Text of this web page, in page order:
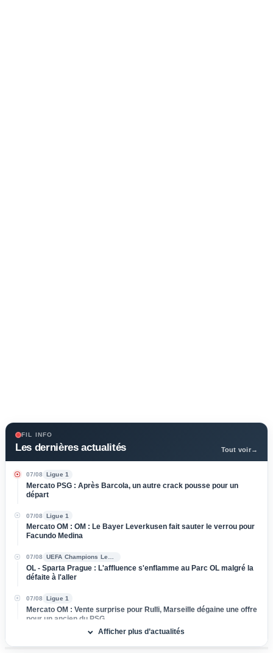
FIL INFO
Les dernières actualités Tout voir→
07/08 Ligue 1
Mercato PSG : Après Barcola, un autre crack pousse pour un
départ
07/08 Ligue 1
Mercato OM : OM : Le Bayer Leverkusen fait sauter le verrou pour
Facundo Medina
07/08 UEFA Champions League
OL - Sparta Prague : L'affluence s'enflamme au Parc OL malgré la
défaite à l'aller
07/08 Ligue 1
Mercato OM : Vente surprise pour Rulli, Marseille dégaine une offre
pour un ancien du PSG
Afficher plus d’actualités